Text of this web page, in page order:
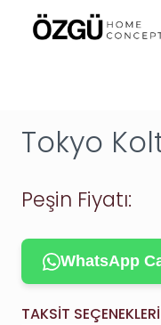
Tokyo
Peşin Fiyatı:
WhatsApp
TAKSIT SEÇENEKLERI